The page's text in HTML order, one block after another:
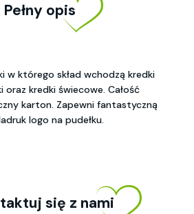
Pełny opis
w którego skład wchodzą kredki
oraz kredki świecowe. Całość
karton. Zapewni fantastyczną
logo na pudełku.
się z nami